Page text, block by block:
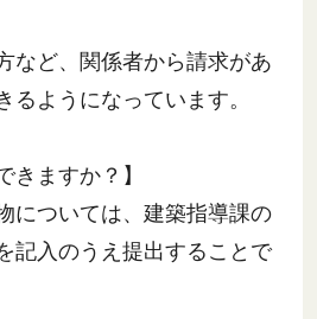
など、関係者から請求があ
るようになっています。
きますか？】
については、建築指導課の
記入のうえ提出することで